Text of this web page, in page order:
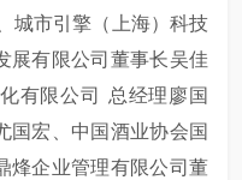
城市引擎（上海）科技
展有限公司董事长吴佳
有限公司 总经理廖国
国宏、中国酒业协会国
烽企业管理有限公司董